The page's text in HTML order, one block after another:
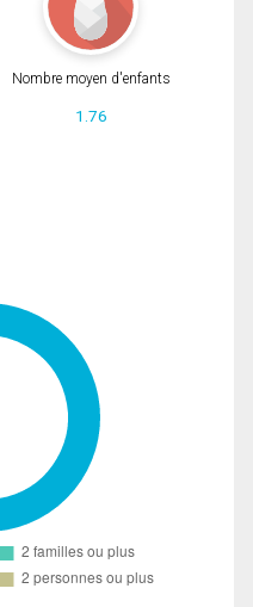
Nombre moyen d'enfants
1.76